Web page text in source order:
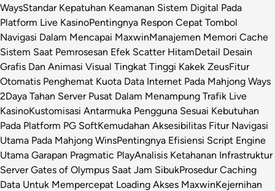
WaysStandar Kepatuhan Keamanan Sistem Digital Pada
Platform Live KasinoPentingnya Respon Cepat Tombol
Navigasi Dalam Mencapai MaxwinManajemen Memori Cache
Sistem Saat Pemrosesan Efek Scatter HitamDetail Desain
Grafis Dan Animasi Visual Tingkat Tinggi Kakek ZeusFitur
Otomatis Penghemat Kuota Data Internet Pada Mahjong Ways
2Daya Tahan Server Pusat Dalam Menampung Trafik Live
KasinoKustomisasi Antarmuka Pengguna Sesuai Kebutuhan
Pada Platform PG SoftKemudahan Aksesibilitas Fitur Navigasi
Utama Pada Mahjong WinsPentingnya Efisiensi Script Engine
Utama Garapan Pragmatic PlayAnalisis Ketahanan Infrastruktur
Server Gates of Olympus Saat Jam SibukProsedur Caching
Data Untuk Mempercepat Loading Akses MaxwinKejernihan